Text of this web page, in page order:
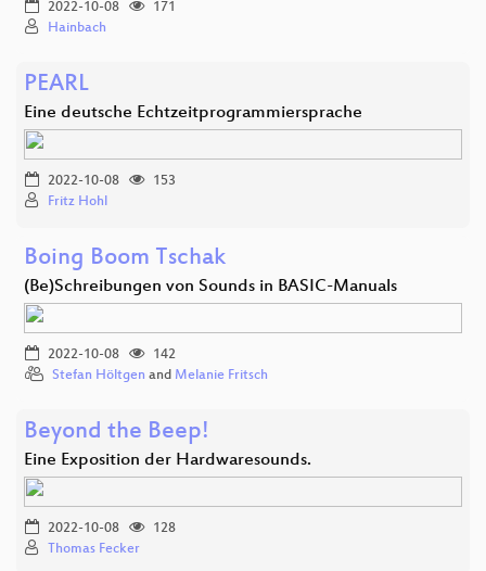
2022-10-08
171
Hainbach
PEARL
Eine deutsche Echtzeitprogrammiersprache
2022-10-08
153
Fritz Hohl
Boing Boom Tschak
(Be)Schreibungen von Sounds in BASIC-Manuals
2022-10-08
142
Stefan Höltgen and Melanie Fritsch
Beyond the Beep!
Eine Exposition der Hardwaresounds.
2022-10-08
128
Thomas Fecker